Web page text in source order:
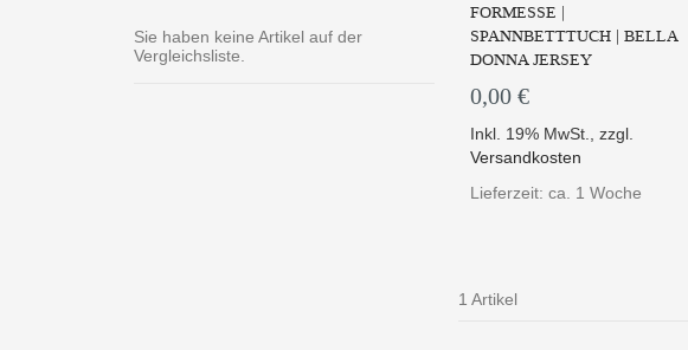
FORMESSE |
SPANNBETTTUCH | BELLA
DONNA JERSEY
0,00 €
Inkl. 19% MwSt.,zzgl.
Versandkosten
Lieferzeit: ca. 1 Woche
1 Artikel
Sie haben keine Artikel auf der
Vergleichsliste.